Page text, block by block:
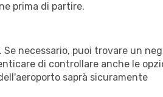
prima di partire.
necessario, puoi trovare un
di controllare anche le
saprà sicuramente